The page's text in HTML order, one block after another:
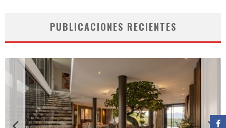
PUBLICACIONES RECIENTES